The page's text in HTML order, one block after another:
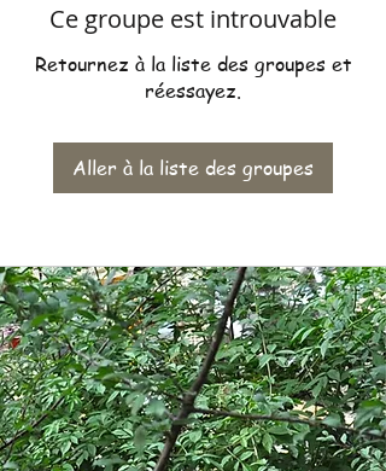
Ce groupe est introuvable
Retournez à la liste des groupes et
réessayez.
Aller à la liste des groupes